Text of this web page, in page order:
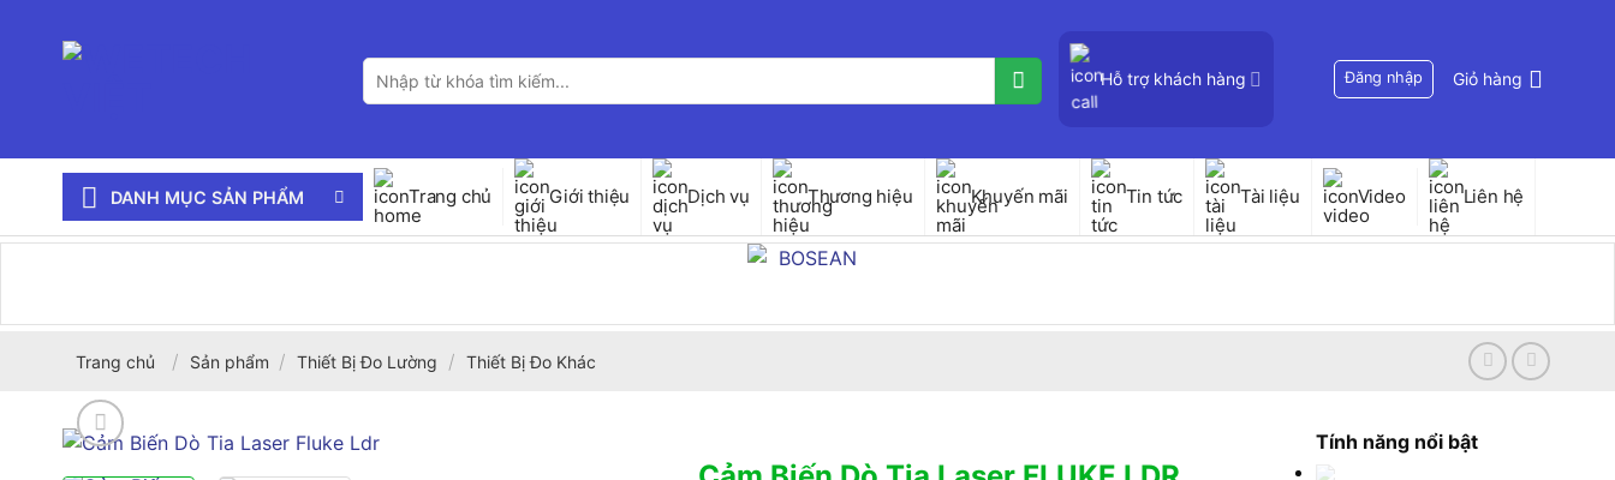
Tìm
kiếm:
Hỗ trợ khách hàng Đăng nhập Giỏ hàng
DANH MỤC SẢN PHẨM Trang chủ Giới thiệu Dịch vụ Thương hiệu Khuyến mãi Tin tức Tài liệu Video Liên hệ
Trang chủ / Sản phẩm / Thiết Bị Đo Lường / Thiết Bị Đo Khác
Tính năng nổi bật